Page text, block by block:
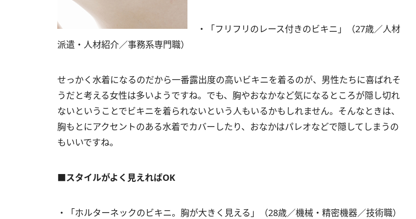
・「フリフリのレース付きのビキニ」（27歳／人材
派遣・人材紹介／事務系専門職）
せっかく水着になるのだから一番露出度の高いビキニを着るのが、男性たちに喜ばれそ
うだと考える女性は多いようですね。でも、胸やおなかなど気になるところが隠し切れ
ないということでビキニを着られないという人もいるかもしれません。そんなときは、
胸もとにアクセントのある水着でカバーしたり、おなかはパレオなどで隠してしまうの
もいいですね。
■スタイルがよく見えればOK
・「ホルターネックのビキニ。胸が大きく見える」（28歳／機械・精密機器／技術職）